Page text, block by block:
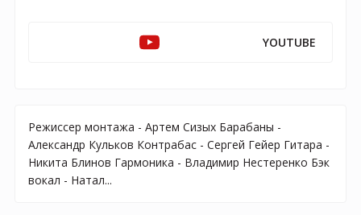
YOUTUBE
Режиссер монтажа - Артем Сизых Барабаны -
Александр Кульков Контрабас - Сергей Гейер Гитара -
Никита Блинов Гармоника - Владимир Нестеренко Бэк
вокал - Натал...